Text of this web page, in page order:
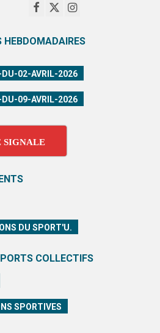
HEBDOMADAIRES
DU-02-AVRIL-2026
DU-09-AVRIL-2026
SIGNALE
DU SPORT'U.
COLLECTIFS
SPORTIVES